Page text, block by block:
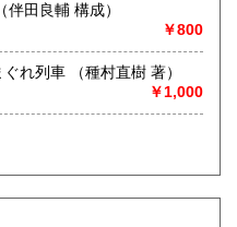
KIDS! Graphic 2000 series 4 （伴田良輔 構成）
￥800
駅の旅 その2 ぐるり四国気まぐれ列車 （種村直樹 著）
￥1,000